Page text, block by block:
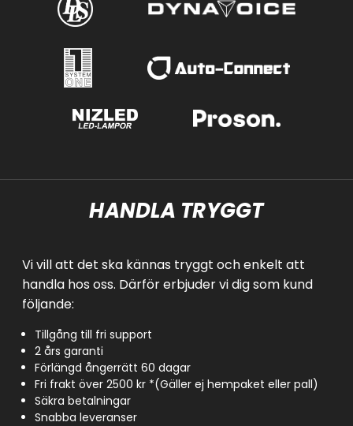
HANDLA TRYGGT
Vi vill att det ska kännas tryggt och enkelt att
handla hos oss. Därför erbjuder vi dig som kund
följande:
Tillgång till fri support
2 års garanti
Förlängd ångerrätt 60 dagar
Fri frakt över 2500 kr *(Gäller ej hempaket eller pall)
Säkra betalningar
Snabba leveranser